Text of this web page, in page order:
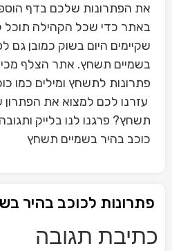
את הפתרונות שלכם בדף
באתר כדי שכל הקהילה תוכל
שקיימים היום בשוק כמובן גם
בשמיים תשחץ. אתר הצלף
פתרונות לתשחץ ומילים כמו
עזרנו לכם למצוא את הפתרון
תשחץ? פרגנו לנו בלייק
כוכב בהיר בשמיים תשחץ
פתרונות לכוכב בהיר
כתיבת תגובה